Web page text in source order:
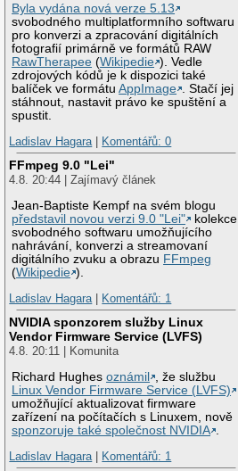
Byla vydána nová verze 5.13
svobodného multiplatformního softwaru
pro konverzi a zpracování digitálních
fotografií primárně ve formátů RAW
RawTherapee (Wikipedie ). Vedle
zdrojových kódů je k dispozici také
balíček ve formátuAppImage
. Stačí jej
stáhnout, nastavit právo ke spuštění a
spustit.
Ladislav Hagara| Komentářů: 0
FFmpeg 9.0 "Lei"
4.8. 20:44 | Zajímavý článek
Jean-Baptiste Kempf na svém blogu
představil novou verzi 9.0 "Lei"
kolekce
svobodného softwaru umožňujícího
nahrávání, konverzi a streamovaní
digitálního zvuku a obrazu FFmpeg
(Wikipedie ).
Ladislav Hagara| Komentářů: 1
NVIDIA sponzorem služby Linux
Vendor Firmware Service (LVFS)
4.8. 20:11 | Komunita
Richard Hughesoznámil
, že službu
Linux Vendor Firmware Service (LVFS)
umožňující aktualizovat firmware
zařízení na počítačích s Linuxem, nově
sponzoruje také společnost NVIDIA
Ladislav Hagara| Komentářů: 1